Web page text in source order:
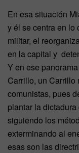
En esa situación
y él se centra en lo
militar, el
en la capital y
Y en ese
Carrillo, un Carrillo
comunistas, pues
plantar la
siguiendo los
exterminando al
esas son las